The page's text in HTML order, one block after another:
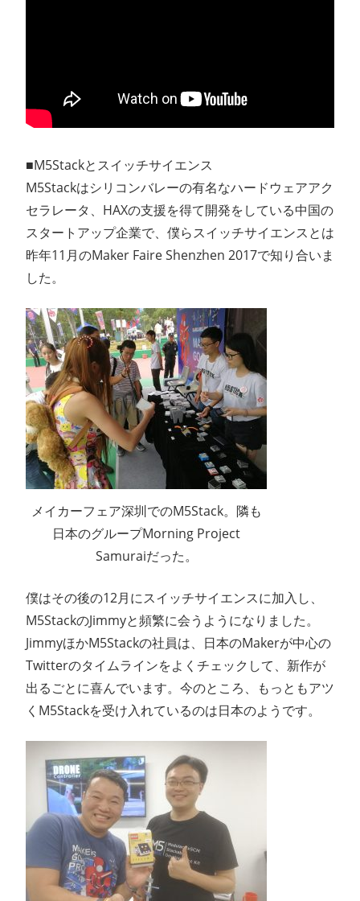
■M5Stackとスイッチサイエンス
M5Stackはシリコンバレーの有名なハードウェアアク
セラレータ、HAXの支援を得て開発をしている中国の
スタートアップ企業で、僕らスイッチサイエンスとは
昨年11月のMaker Faire Shenzhen 2017で知り合いま
した。
メイカーフェア深圳でのM5Stack。隣も
日本のグループMorning Project
Samuraiだった。
僕はその後の12月にスイッチサイエンスに加入し、
M5StackのJimmyと頻繁に会うようになりました。
JimmyほかM5Stackの社員は、日本のMakerが中心の
Twitterのタイムラインをよくチェックして、新作が
出るごとに喜んでいます。今のところ、もっともアツ
くM5Stackを受け入れているのは日本のようです。